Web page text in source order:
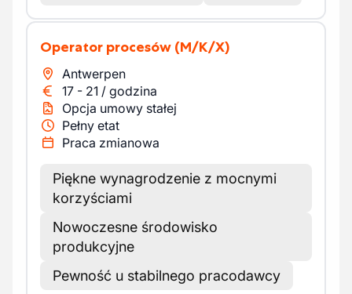
Operator procesów (M/K/X)
Antwerpen
17 - 21 / godzina
Opcja umowy stałej
Pełny etat
Praca zmianowa
Piękne wynagrodzenie z mocnymi
korzyściami
Nowoczesne środowisko
produkcyjne
Pewność u stabilnego pracodawcy